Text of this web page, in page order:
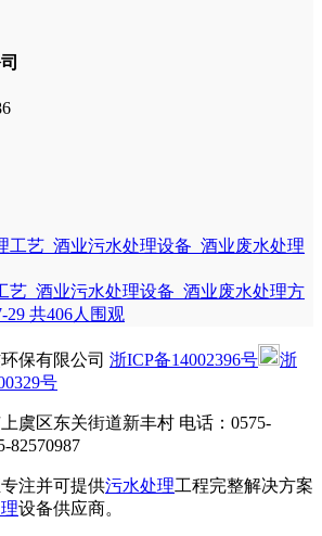
艺_酒业污水处理设备_酒业废水处理方
29 共406人围观
保有限公司 浙ICP备14002396号
浙
号
虞区东关街道新丰村 电话：0575-
82570987
注并可提供污水处理工程完整解决方案
设备供应商。